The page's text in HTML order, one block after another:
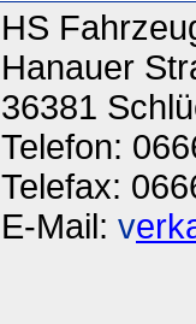
HS
Hanauer
36381
Telefon:
Telefax:
E-Mail: v